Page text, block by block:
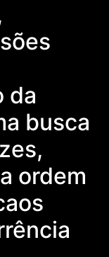
da
busca
ordem